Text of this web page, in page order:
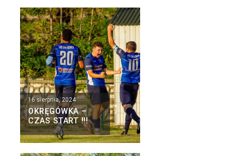
16 sierpnia, 2024
OKRĘGÓWKA –
CZAS START !!!